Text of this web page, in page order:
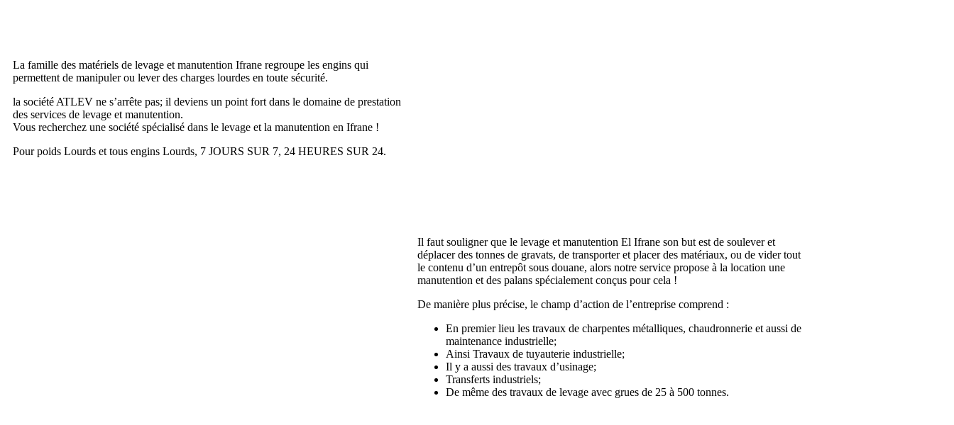
La famille des matériels de levage et manutention Ifrane regroupe les engins qui
permettent de manipuler ou lever des charges lourdes en toute sécurité.
la société ATLEV ne s’arrête pas; il deviens un point fort dans le domaine de prestation
des services de levage et manutention.
Vous recherchez une société spécialisé dans le levage et la manutention en Ifrane !
Pour poids Lourds et tous engins Lourds, 7 JOURS SUR 7, 24 HEURES SUR 24.
Il faut souligner que le levage et manutention El Ifrane son but est de soulever et
déplacer des tonnes de gravats, de transporter et placer des matériaux, ou de vider tout
le contenu d’un entrepôt sous douane, alors notre service propose à la location une
manutention et des palans spécialement conçus pour cela !
De manière plus précise, le champ d’action de l’entreprise comprend :
En premier lieu les travaux de charpentes métalliques, chaudronnerie et aussi de
maintenance industrielle;
Ainsi Travaux de tuyauterie industrielle;
Il y a aussi des travaux d’usinage;
Transferts industriels;
De même des travaux de levage avec grues de 25 à 500 tonnes.